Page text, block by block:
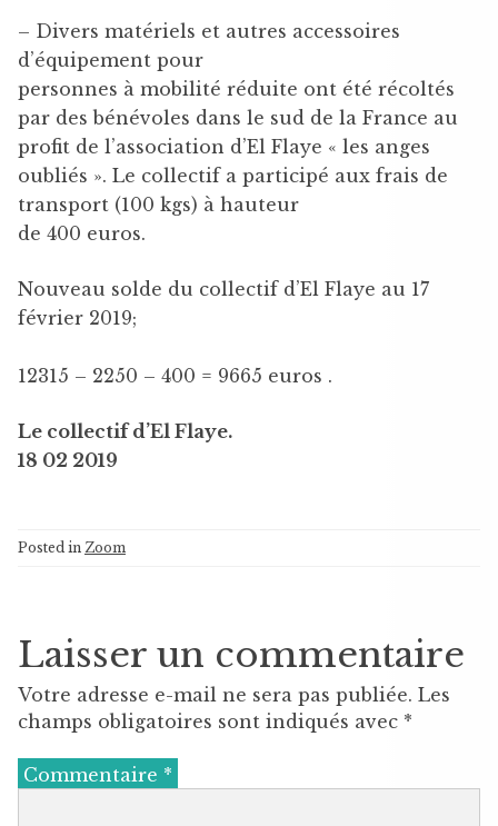
– Divers matériels et autres accessoires
d’équipement pour
personnes à mobilité réduite ont été récoltés
par des bénévoles dans le sud de la France au
profit de l’association d’El Flaye « les anges
oubliés ». Le collectif a participé aux frais de
transport (100 kgs) à hauteur
de 400 euros.
Nouveau solde du collectif d’El Flaye au 17
février 2019;
12315 – 2250 – 400 = 9665 euros .
Le collectif d’El Flaye.
18 02 2019
Posted in Zoom
Laisser un commentaire
Votre adresse e-mail ne sera pas publiée. Les
champs obligatoires sont indiqués avec *
Commentaire *